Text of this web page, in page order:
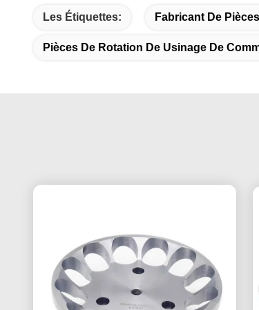
Les Étiquettes: Fabricant De
Pièces De Rotation De Usinage De